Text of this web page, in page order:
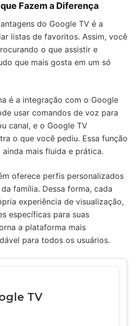
Fazem a Diferença
do Google TV é a
listas de favoritos. Assim, você
o que assistir e
que mais gosta em um só
é a integração com o Google
usar comandos de voz para
canal, e o Google TV
o que você pediu. Essa função
mais fluida e prática.
oferece perfis personalizados
família. Dessa forma, cada
experiência de visualização,
específicas para suas
a plataforma mais
para todos os usuários.
TV